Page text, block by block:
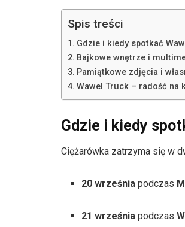
Spis treści
Gdzie i kiedy spotkać
Bajkowe wnętrze i
Pamiątkowe zdjęcia i
Wawel Truck – radość na
Gdzie i kiedy
Ciężarówka zatrzyma się w
20 września podczas
21 września podczas